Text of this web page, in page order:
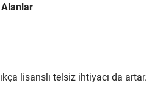
Alanlar
lisanslı telsiz ihtiyacı da artar.